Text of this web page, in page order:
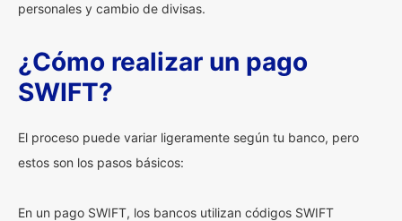
personales y cambio de divisas.
¿Cómo realizar un pago
SWIFT?
El proceso puede variar ligeramente según tu banco, pero
estos son los pasos básicos:
En un pago SWIFT, los bancos utilizan códigos SWIFT